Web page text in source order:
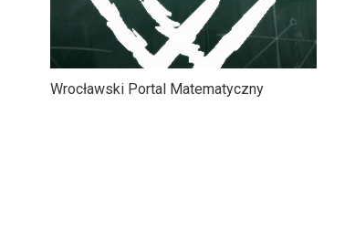
Wrocławski Portal Matematyczny